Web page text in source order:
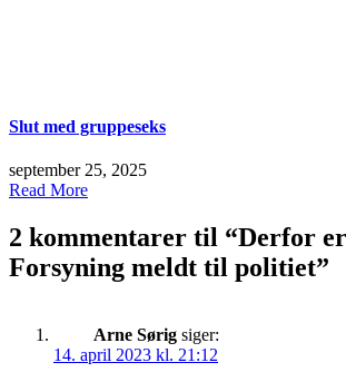
Slut med gruppeseks
september 25, 2025
Read More
2 kommentarer til “Derfor
Forsyning meldt til politiet”
Arne Sørig siger:
14. april 2023 kl. 21:12